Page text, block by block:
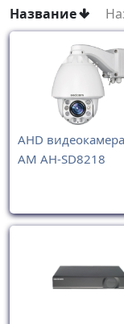
Название
AHD видеокамера
AM AH-SD8218